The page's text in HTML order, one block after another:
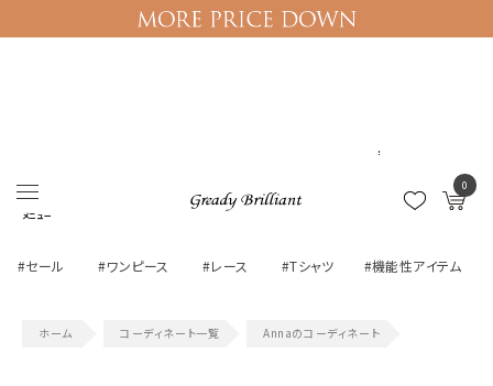
メニュー
0
#セール #ワンピース #レース #Tシャツ #機能性アイテム
コーディネート一覧 Annaのコーディネート